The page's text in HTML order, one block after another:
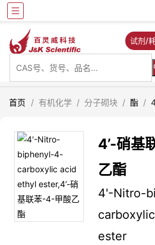
试剂/
首页 / 有机化学 / 分子砌块 / 酯 /
4’-硝基
乙酯
4'-Nitro-
ester